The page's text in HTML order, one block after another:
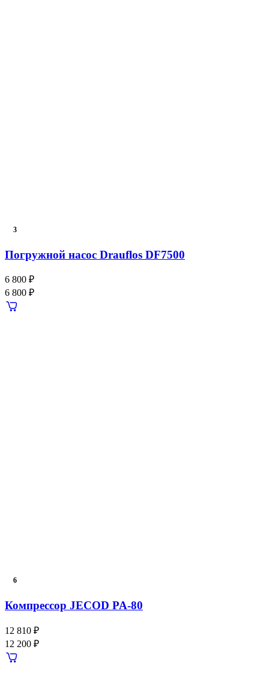
3
Погружной насос Drauflos DF7500
6 800 ₽
6 800 ₽
6
Компрессор JECOD PA-80
12 810 ₽
12 200 ₽